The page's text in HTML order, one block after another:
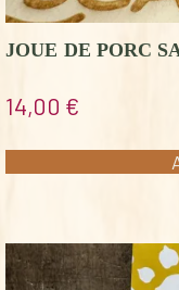
JOUE DE PORC
14,00 €